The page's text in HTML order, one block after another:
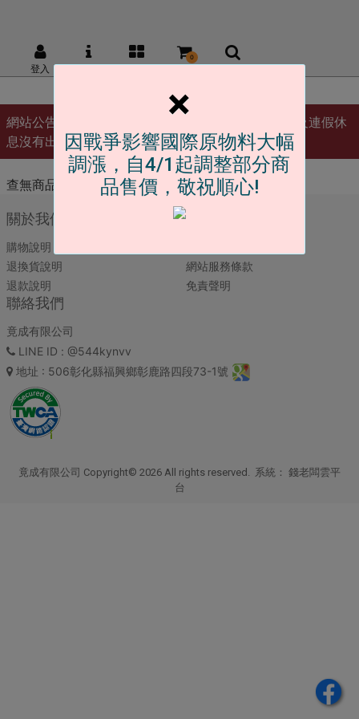
網站公告 :
上班時間:周一到週五9:30-16:00 週六日及連假休
息沒有出貨喔! 官方LINE:@544kynvv 歡迎加入
登入 網站介紹 商品 購物車
0
商品搜尋
查無商品
關於我們
購物說明
退換貨說明
退款說明
顧客服務
網站服務條款
免責聲明
聯絡我們
竟成有限公司
LINE ID : @544kynvv
地址 : 506彰化縣福興鄉彰鹿路四段73-1號
竟成有限公司 Copyright© 2026 All rights reserved. 系統： 錢老闆雲平
台
×
因戰爭影響國際原物料大幅
調漲，自4/1起調整部分商
品售價，敬祝順心!